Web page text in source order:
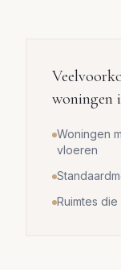
woningen
Woningen
vloeren
Ruimtes